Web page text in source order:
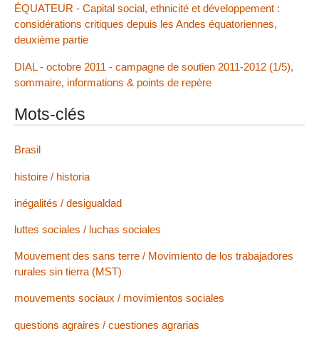
ÉQUATEUR - Capital social, ethnicité et développement :
considérations critiques depuis les Andes équatoriennes,
deuxième partie
DIAL - octobre 2011 - campagne de soutien 2011-2012 (1/5),
sommaire, informations & points de repère
Mots-clés
Brasil
histoire / historia
inégalités / desigualdad
luttes sociales / luchas sociales
Mouvement des sans terre / Movimiento de los trabajadores
rurales sin tierra (MST)
mouvements sociaux / movimientos sociales
questions agraires / cuestiones agrarias